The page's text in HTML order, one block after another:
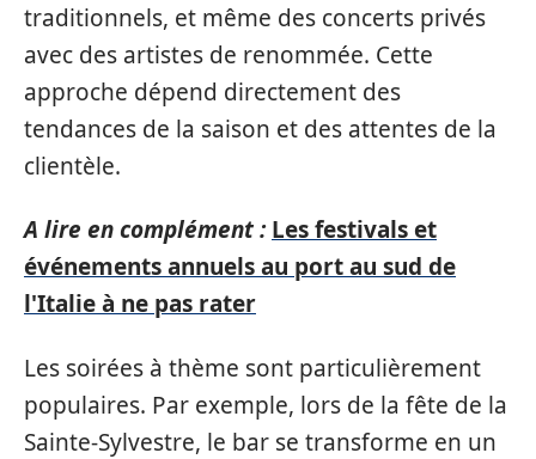
traditionnels, et même des concerts privés
avec des artistes de renommée. Cette
approche dépend directement des
tendances de la saison et des attentes de la
clientèle.
A lire en complément : Les festivals et
événements annuels au port au sud de
l'Italie à ne pas rater
Les soirées à thème sont particulièrement
populaires. Par exemple, lors de la fête de la
Sainte-Sylvestre, le bar se transforme en un